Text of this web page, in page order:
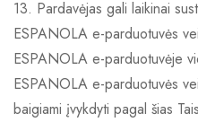
13. Pardavėjas gali laikinai
ESPANOLA e-parduotuvės
ESPANOLA e-parduotuvėje
ESPANOLA e-parduotuvės
baigiami įvykdyti pagal šias